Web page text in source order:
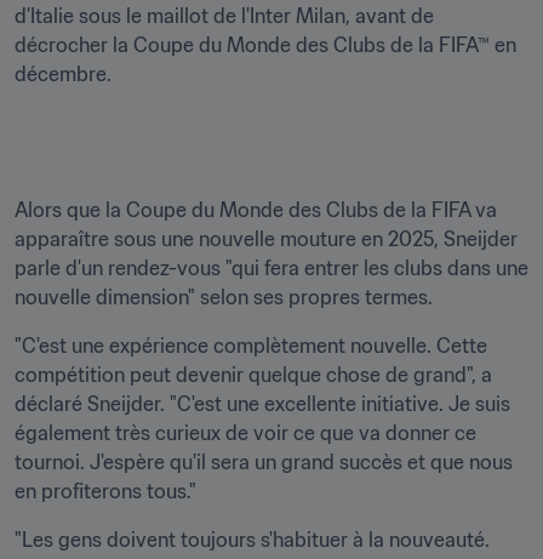
d'Italie sous le maillot de l'Inter Milan, avant de
décrocher la Coupe du Monde des Clubs de la FIFA™ en
Alors que la Coupe du Monde des Clubs de la FIFA va
apparaître sous une nouvelle mouture en 2025, Sneijder
parle d'un rendez-vous "qui fera entrer les clubs dans une
nouvelle dimension" selon ses propres termes.
"C'est une expérience complètement nouvelle. Cette
compétition peut devenir quelque chose de grand", a
déclaré Sneijder. "C'est une excellente initiative. Je suis
également très curieux de voir ce que va donner ce
tournoi. J'espère qu'il sera un grand succès et que nous
en profiterons tous."
"Les gens doivent toujours s'habituer à la nouveauté.